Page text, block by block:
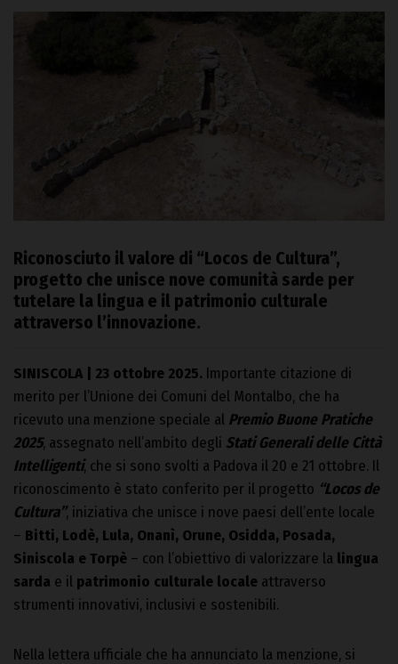
Riconosciuto il valore di “Locos de Cultura”,
progetto che unisce nove comunità sarde per
tutelare la lingua e il patrimonio culturale
attraverso l’innovazione.
SINISCOLA | 23 ottobre 2025. Importante citazione di
merito per l’Unione dei Comuni del Montalbo, che ha
ricevuto una menzione speciale al Premio Buone Pratiche
2025, assegnato nell’ambito degli Stati Generali delle Città
Intelligenti, che si sono svolti a Padova il 20 e 21 ottobre. Il
riconoscimento è stato conferito per il progetto “Locos de
Cultura”, iniziativa che unisce i nove paesi dell’ente locale
– Bitti, Lodè, Lula, Onanì, Orune, Osidda, Posada,
Siniscola e Torpè – con l’obiettivo di valorizzare la lingua
sarda e il patrimonio culturale locale attraverso
strumenti innovativi, inclusivi e sostenibili.
Nella lettera ufficiale che ha annunciato la menzione, si